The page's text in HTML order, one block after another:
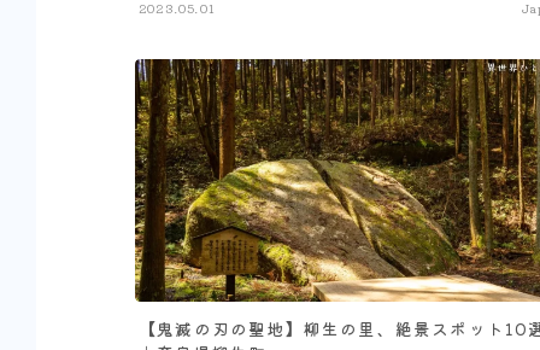
2023.05.01
【鬼滅の刃の聖地】柳生の里、絶景スポット10